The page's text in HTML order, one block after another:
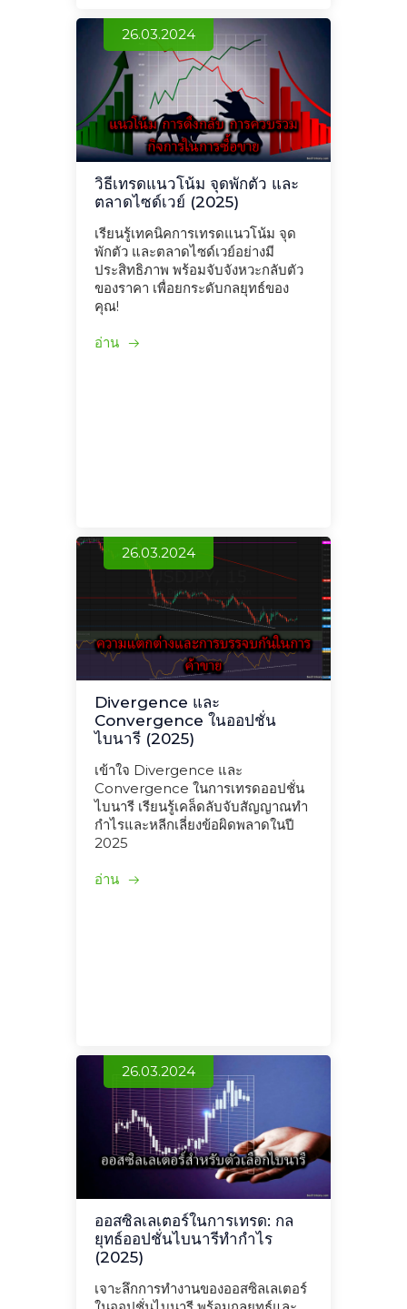
26.03.2024
วิธีเทรดแนวโน้ม จุดพักตัว และ
ตลาดไซด์เวย์ (2025)
เรียนรู้เทคนิคการเทรดแนวโน้ม จุด
พักตัว และตลาดไซด์เวย์อย่างมี
ประสิทธิภาพ พร้อมจับจังหวะกลับตัว
ของราคา เพื่อยกระดับกลยุทธ์ของ
คุณ!
อ่าน
26.03.2024
Divergence และ
Convergence ในออปชั่น
ไบนารี (2025)
เข้าใจ Divergence และ
Convergence ในการเทรดออปชั่น
ไบนารี เรียนรู้เคล็ดลับจับสัญญาณทำ
กำไรและหลีกเลี่ยงข้อผิดพลาดในปี
2025
อ่าน
26.03.2024
ออสซิลเลเตอร์ในการเทรด: กล
ยุทธ์ออปชั่นไบนารีทำกำไร
(2025)
เจาะลึกการทำงานของออสซิลเลเตอร์